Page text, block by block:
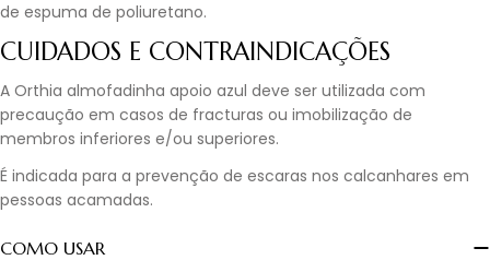
de espuma de poliuretano.
CUIDADOS E CONTRAINDICAÇÕES
A Orthia almofadinha apoio azul deve ser utilizada com
precaução em casos de fracturas ou imobilização de
membros inferiores e/ou superiores.
É indicada para a prevenção de escaras nos calcanhares em
pessoas acamadas.
COMO USAR